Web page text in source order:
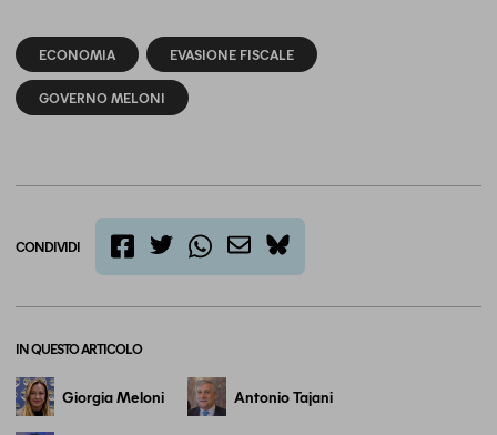
ECONOMIA EVASIONE FISCALE
GOVERNO MELONI
CONDIVIDI
bluesky
IN QUESTO ARTICOLO
Giorgia Meloni Antonio Tajani